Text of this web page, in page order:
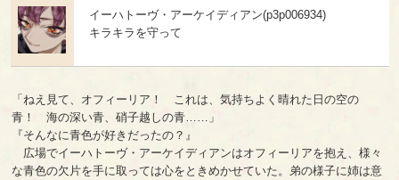
イーハトーヴ・アーケイディアン(p3p006934)
キラキラを守って
「ねえ見て、オフィーリア！ これは、気持ちよく晴れた日の空の
青！ 海の深い青、硝子越しの青……」
『そんなに青色が好きだったの？』
広場でイーハトーヴ・アーケイディアンはオフィーリアを抱え、様々
な青色の欠片を手に取っては心をときめかせていた。弟の様子に姉は意